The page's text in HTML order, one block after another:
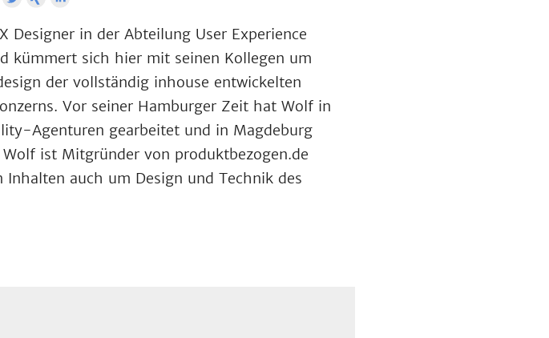
Designer in der Abteilung User Experience
kümmert sich hier mit seinen Kollegen um
der vollständig inhouse entwickelten
Vor seiner Hamburger Zeit hat Wolf in
Agenturen gearbeitet und in Magdeburg
ist Mitgründer von produktbezogen.de
auch um Design und Technik des